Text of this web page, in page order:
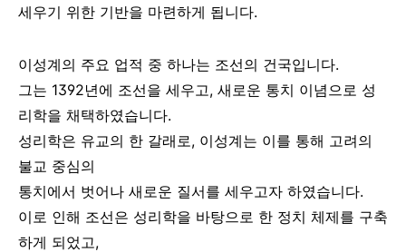
세우기 위한 기반을 마련하게 됩니다.
이성계의 주요 업적 중 하나는 조선의 건국입니다.
그는 1392년에 조선을 세우고, 새로운 통치 이념으로 성
리학을 채택하였습니다.
성리학은 유교의 한 갈래로, 이성계는 이를 통해 고려의
불교 중심의
통치에서 벗어나 새로운 질서를 세우고자 하였습니다.
이로 인해 조선은 성리학을 바탕으로 한 정치 체제를 구축
하게 되었고,